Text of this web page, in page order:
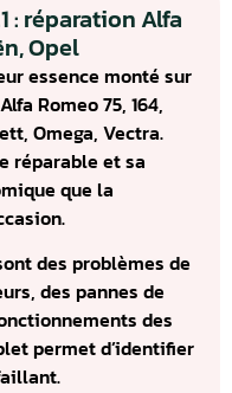
: réparation Alfa
Opel
essence monté sur
Romeo 75, 164,
Omega, Vectra.
réparable et sa
que la
des problèmes de
des pannes de
des
permet d’identifier